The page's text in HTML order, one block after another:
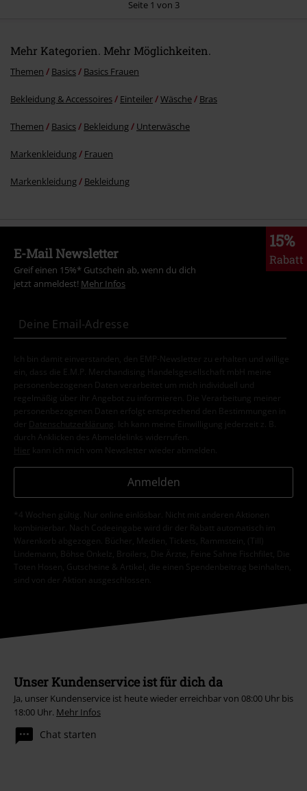
Kommentar jetzt abschicken!
Seite 1 von 3
Mehr Kategorien. Mehr Möglichkeiten.
Themen Basics Basics Frauen
Bekleidung & Accessoires Einteiler Wäsche Bras
Themen Basics Bekleidung Unterwäsche
Markenkleidung Frauen
Markenkleidung Bekleidung
15%
Rabatt
E-Mail Newsletter
Greif einen 15%* Gutschein ab, wenn du dich
jetzt anmeldest! Mehr Infos
Ich bin damit einverstanden, den EMP-Newsletter zu erhalten und willige
ein, dass die E.M.P. Merchandising Handelsgesellschaft mbH meine
personenbezogenen Daten verarbeitet um mich individuell und
regelmäßig über ihr Angebot zu informieren. Die Verarbeitung meiner
personenbezogenen Daten erfolgt entsprechend den Bestimmungen in
der
Datenschutzerklärung
. Ich kann meine Einwilligung jederzeit z. B.
durch Anklicken des Abmeldelinks widerrufen.
Hier kann ich mich vom Newsletter wieder abmelden.
Anmelden
*4 Wochen gültig. Nur online einlösbar. Nicht mit anderen Aktionen
kombinierbar. Nach Codeeingabe wird dir der Rabatt automatisch im
Warenkorb abgezogen. Bücher, Medien, Tickets, Rammstein, (Till)
Lindemann, Böhse Onkelz, Broilers, Die Ärzte, Feine Sahne Fischfilet, Die
Toten Hosen, Gutscheine & Artikel, die einen Spendenbeitrag beinhalten,
sind von der Aktion ausgeschlossen.
Unser Kundenservice ist für dich da
Ja, unser Kundenservice ist heute wieder erreichbar von 08:00 Uhr bis
18:00 Uhr. Mehr Infos
Chat starten